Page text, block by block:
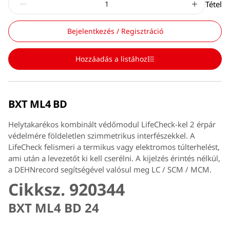
Tétel
Bejelentkezés / Regisztráció
Hozzáadás a listához
BXT ML4 BD
Helytakarékos kombinált védőmodul LifeCheck-kel 2 érpár
védelmére földeletlen szimmetrikus interfészekkel. A
LifeCheck felismeri a termikus vagy elektromos túlterhelést,
ami után a levezetőt ki kell cserélni. A kijelzés érintés nélkül,
a DEHNrecord segítségével valósul meg LC / SCM / MCM.
Cikksz. 920344
BXT ML4 BD 24